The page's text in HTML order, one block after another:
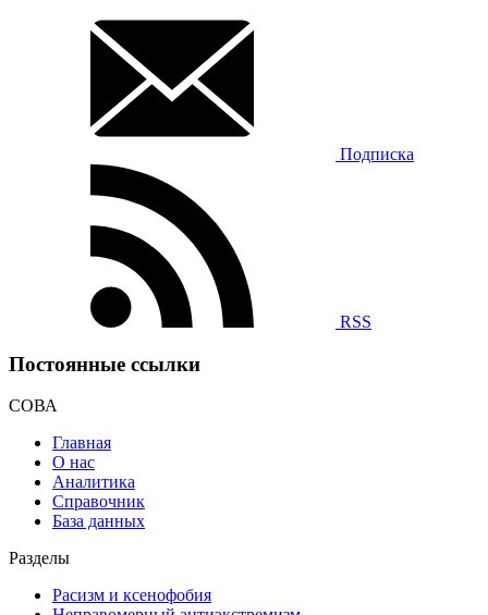
Подписка
RSS
Постоянные ссылки
СОВА
Главная
О нас
Аналитика
Справочник
База данных
Разделы
Расизм и ксенофобия